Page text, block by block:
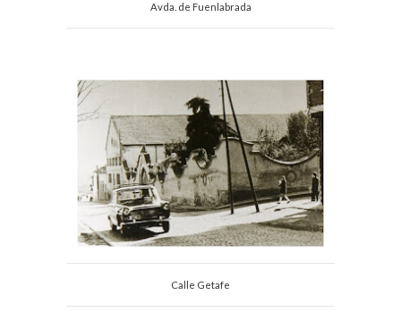
Avda. de Fuenlabrada
Calle Getafe